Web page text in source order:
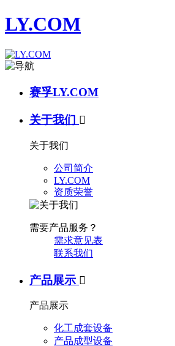
LY.COM
赛孚LY.COM
关于我们 
关于我们
公司简介
LY.COM
资质荣誉
需要产品服务？
需求意见表
联系我们
产品展示 
产品展示
化工成套设备
产品成型设备